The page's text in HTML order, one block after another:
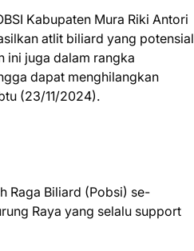
Kabupaten Mura Riki Antori
atlit biliard yang potensial
ini juga dalam rangka
dapat menghilangkan
(23/11/2024).
Raga Biliard (Pobsi) se-
Raya yang selalu support